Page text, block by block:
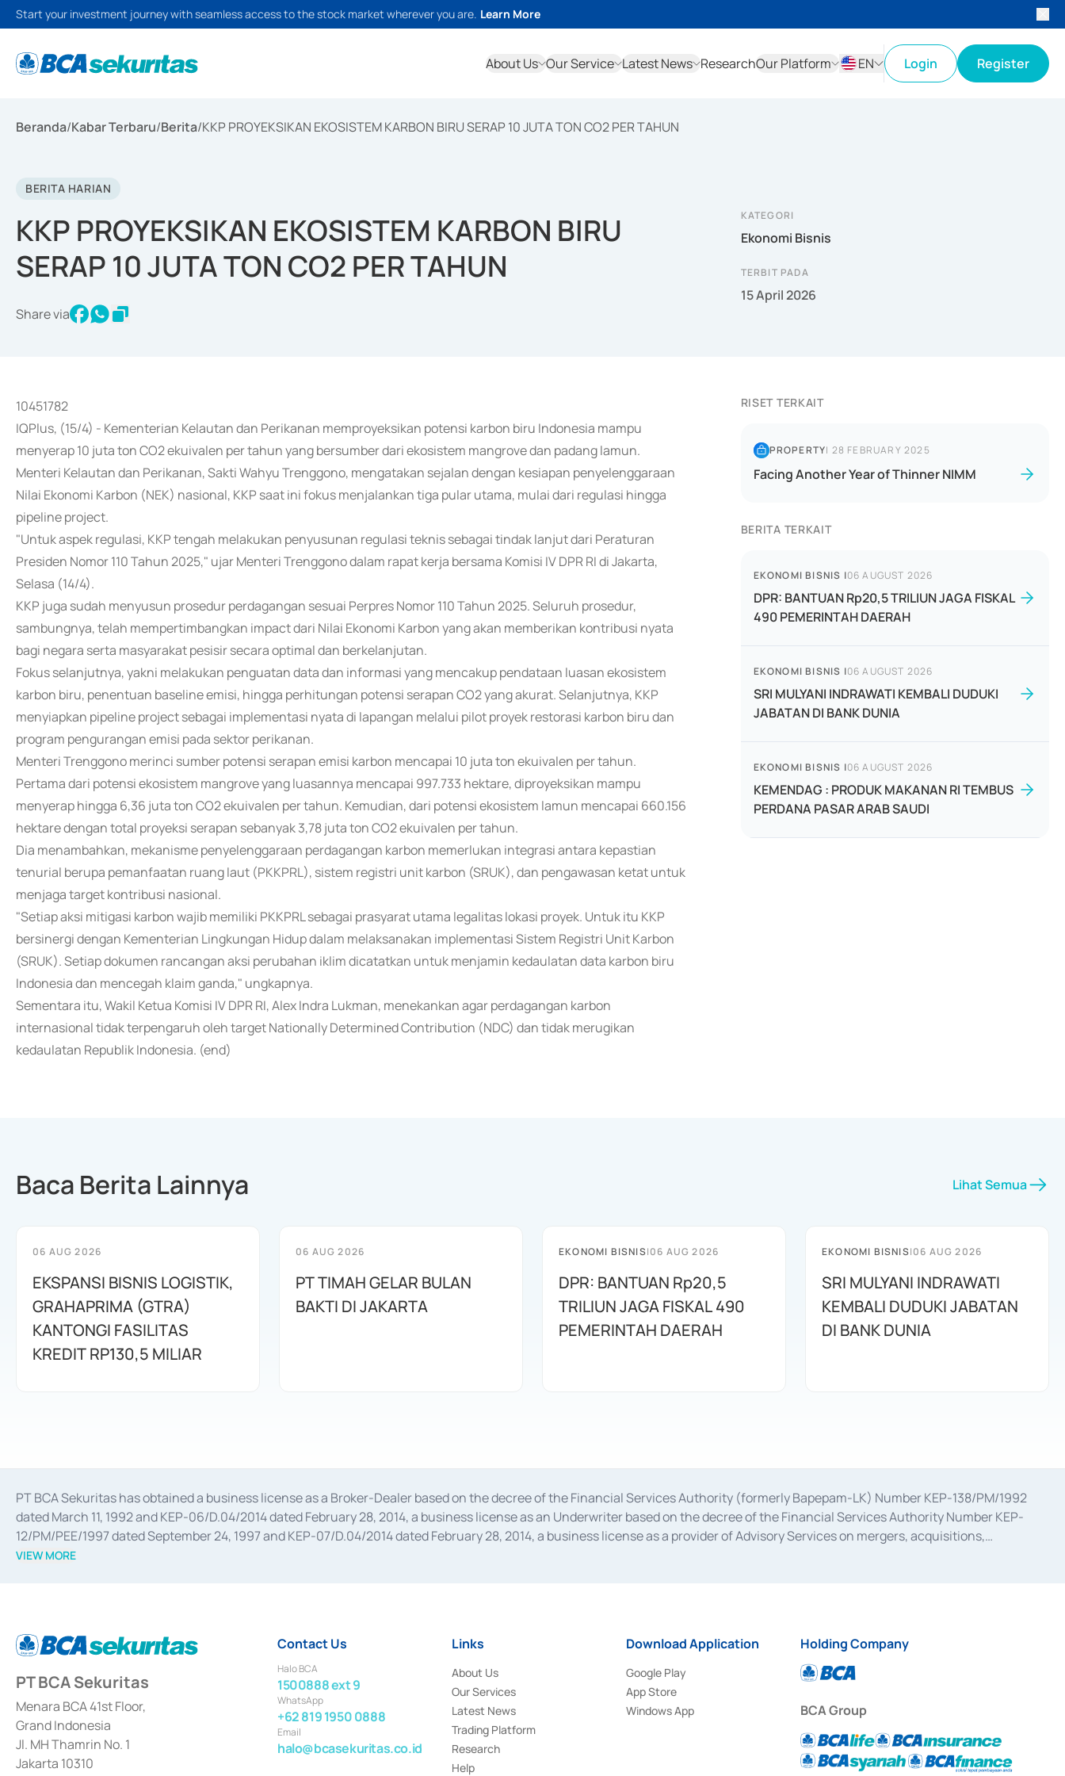
Start your investment journey with seamless access to the stock market wherever you are. Learn More
About Us Our Service Latest News ResearchOur Platform
EN
Login Register
Beranda/Kabar Terbaru/Berita/KKP PROYEKSIKAN EKOSISTEM KARBON BIRU SERAP 10 JUTA TON CO2 PER TAHUN
BERITA HARIAN
KKP PROYEKSIKAN EKOSISTEM KARBON BIRU
SERAP 10 JUTA TON CO2 PER TAHUN
Share via
KATEGORI
Ekonomi Bisnis
TERBIT PADA
15 April 2026
10451782
IQPlus, (15/4) - Kementerian Kelautan dan Perikanan memproyeksikan potensi karbon biru Indonesia mampu
menyerap 10 juta ton CO2 ekuivalen per tahun yang bersumber dari ekosistem mangrove dan padang lamun.
Menteri Kelautan dan Perikanan, Sakti Wahyu Trenggono, mengatakan sejalan dengan kesiapan penyelenggaraan
Nilai Ekonomi Karbon (NEK) nasional, KKP saat ini fokus menjalankan tiga pular utama, mulai dari regulasi hingga
pipeline project.
"Untuk aspek regulasi, KKP tengah melakukan penyusunan regulasi teknis sebagai tindak lanjut dari Peraturan
Presiden Nomor 110 Tahun 2025," ujar Menteri Trenggono dalam rapat kerja bersama Komisi IV DPR RI di Jakarta,
Selasa (14/4).
KKP juga sudah menyusun prosedur perdagangan sesuai Perpres Nomor 110 Tahun 2025. Seluruh prosedur,
sambungnya, telah mempertimbangkan impact dari Nilai Ekonomi Karbon yang akan memberikan kontribusi nyata
bagi negara serta masyarakat pesisir secara optimal dan berkelanjutan.
Fokus selanjutnya, yakni melakukan penguatan data dan informasi yang mencakup pendataan luasan ekosistem
karbon biru, penentuan baseline emisi, hingga perhitungan potensi serapan CO2 yang akurat. Selanjutnya, KKP
menyiapkan pipeline project sebagai implementasi nyata di lapangan melalui pilot proyek restorasi karbon biru dan
program pengurangan emisi pada sektor perikanan.
Menteri Trenggono merinci sumber potensi serapan emisi karbon mencapai 10 juta ton ekuivalen per tahun.
Pertama dari potensi ekosistem mangrove yang luasannya mencapai 997.733 hektare, diproyeksikan mampu
menyerap hingga 6,36 juta ton CO2 ekuivalen per tahun. Kemudian, dari potensi ekosistem lamun mencapai 660.156
hektare dengan total proyeksi serapan sebanyak 3,78 juta ton CO2 ekuivalen per tahun.
Dia menambahkan, mekanisme penyelenggaraan perdagangan karbon memerlukan integrasi antara kepastian
tenurial berupa pemanfaatan ruang laut (PKKPRL), sistem registri unit karbon (SRUK), dan pengawasan ketat untuk
menjaga target kontribusi nasional.
"Setiap aksi mitigasi karbon wajib memiliki PKKPRL sebagai prasyarat utama legalitas lokasi proyek. Untuk itu KKP
bersinergi dengan Kementerian Lingkungan Hidup dalam melaksanakan implementasi Sistem Registri Unit Karbon
(SRUK). Setiap dokumen rancangan aksi perubahan iklim dicatatkan untuk menjamin kedaulatan data karbon biru
Indonesia dan mencegah klaim ganda," ungkapnya.
Sementara itu, Wakil Ketua Komisi IV DPR RI, Alex Indra Lukman, menekankan agar perdagangan karbon
internasional tidak terpengaruh oleh target Nationally Determined Contribution (NDC) dan tidak merugikan
kedaulatan Republik Indonesia. (end)
RISET TERKAIT
PROPERTY| 28 FEBRUARY 2025
Facing Another Year of Thinner NIMM
BERITA TERKAIT
EKONOMI BISNIS |06 AUGUST 2026
DPR: BANTUAN Rp20,5 TRILIUN JAGA FISKAL
490 PEMERINTAH DAERAH
EKONOMI BISNIS |06 AUGUST 2026
SRI MULYANI INDRAWATI KEMBALI DUDUKI
JABATAN DI BANK DUNIA
EKONOMI BISNIS |06 AUGUST 2026
KEMENDAG : PRODUK MAKANAN RI TEMBUS
PERDANA PASAR ARAB SAUDI
Baca Berita Lainnya Lihat Semua
06 AUG 2026
EKSPANSI BISNIS LOGISTIK,
GRAHAPRIMA (GTRA)
KANTONGI FASILITAS
KREDIT RP130,5 MILIAR
06 AUG 2026
PT TIMAH GELAR BULAN
BAKTI DI JAKARTA
EKONOMI BISNIS|06 AUG 2026
DPR: BANTUAN Rp20,5
TRILIUN JAGA FISKAL 490
PEMERINTAH DAERAH
EKONOMI BISNIS|06 AUG 2026
SRI MULYANI INDRAWATI
KEMBALI DUDUKI JABATAN
DI BANK DUNIA
PT BCA Sekuritas has obtained a business license as a Broker-Dealer based on the decree of the Financial Services Authority (formerly Bapepam-LK) Number KEP-138/PM/1992
dated March 11, 1992 and KEP-06/D.04/2014 dated February 28, 2014, a business license as an Underwriter based on the decree of the Financial Services Authority Number KEP-
12/PM/PEE/1997 dated September 24, 1997 and KEP-07/D.04/2014 dated February 28, 2014, a business license as a provider of Advisory Services on mergers, acquisitions,
divestments, and joint ventures based on the decree of the Financial Services Authority Number S-67/PM.21/2014 dated February 28, 2014, a business license as a provider of
Settlement of Commercial Paper Transactions whose license was issued in 2018.
VIEW MORE
PT BCA Sekuritas
Menara BCA 41st Floor,
Grand Indonesia
Jl. MH Thamrin No. 1
Jakarta 10310
Contact Us
Halo BCA
1500888 ext 9
WhatsApp
+62 819 1950 0888
Email
halo@bcasekuritas.co.id
Links
About Us
Our Services
Latest News
Trading Platform
Research
Help
Download Application
Google Play
App Store
Windows App
Holding Company
BCA Group